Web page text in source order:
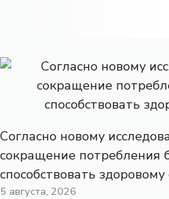
Согласно новому
сокращение потребления
способствовать
5 августа, 2026